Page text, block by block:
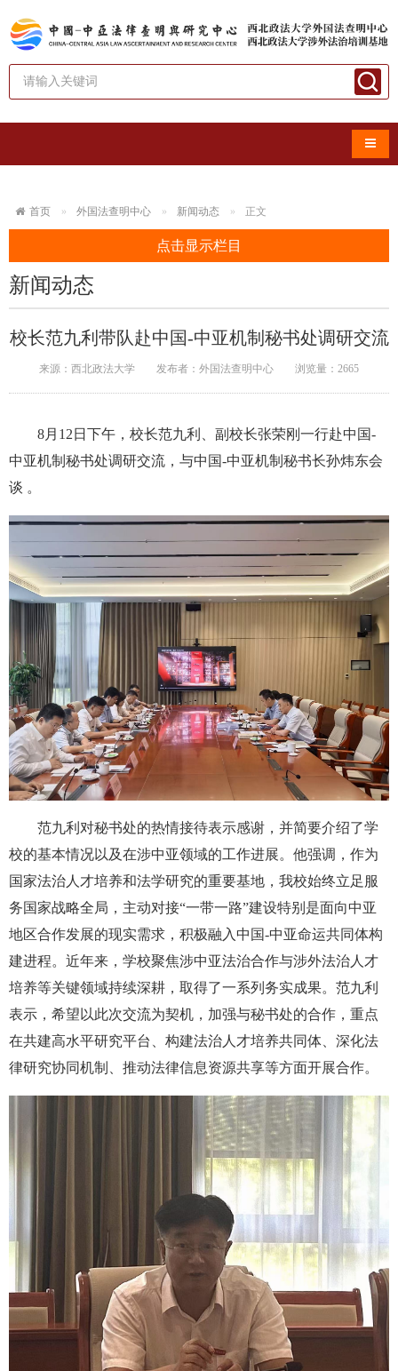
导航
首页 外国法查明中心 新闻动态 正文
点击显示栏目
新闻动态
校长范九利带队赴中国-中亚机制秘书处调研交流
来源：西北政法大学 发布者：外国法查明中心 浏览量： 2665
8月12日下午，校长范九利、副校长张荣刚一行赴中国-
中亚机制秘书处调研交流，与中国-中亚机制秘书长孙炜东会
谈 。
范九利对秘书处的热情接待表示感谢，并简要介绍了学
校的基本情况以及在涉中亚领域的工作进展。他强调，作为
国家法治人才培养和法学研究的重要基地，我校始终立足服
务国家战略全局，主动对接“一带一路”建设特别是面向中亚
地区合作发展的现实需求，积极融入中国-中亚命运共同体构
建进程。近年来，学校聚焦涉中亚法治合作与涉外法治人才
培养等关键领域持续深耕，取得了一系列务实成果。范九利
表示，希望以此次交流为契机，加强与秘书处的合作，重点
在共建高水平研究平台、构建法治人才培养共同体、深化法
律研究协同机制、推动法律信息资源共享等方面开展合作。